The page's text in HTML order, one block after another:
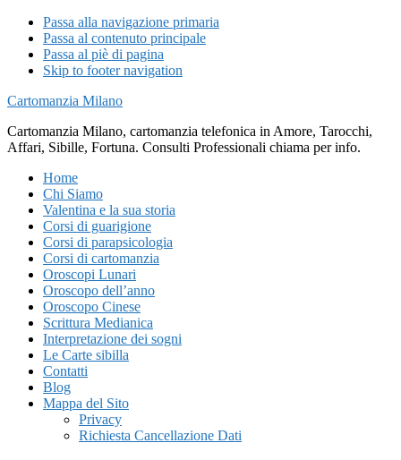
Passa alla navigazione primaria
Passa al contenuto principale
Passa al piè di pagina
Skip to footer navigation
Cartomanzia Milano
Cartomanzia Milano, cartomanzia telefonica in Amore, Tarocchi,
Affari, Sibille, Fortuna. Consulti Professionali chiama per info.
Home
Chi Siamo
Valentina e la sua storia
Corsi di guarigione
Corsi di parapsicologia
Corsi di cartomanzia
Oroscopi Lunari
Oroscopo dell’anno
Oroscopo Cinese
Scrittura Medianica
Interpretazione dei sogni
Le Carte sibilla
Contatti
Blog
Mappa del Sito
Privacy
Richiesta Cancellazione Dati